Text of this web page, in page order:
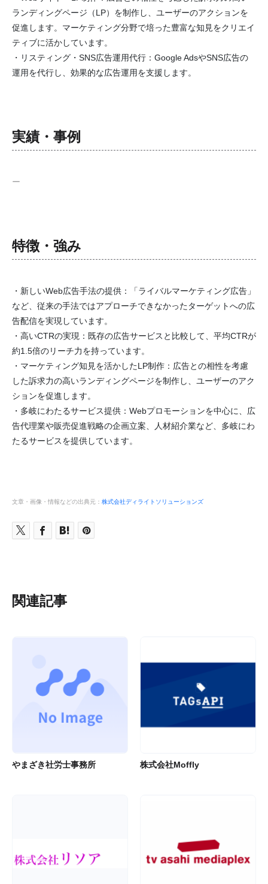
ランディングページ（LP）を制作し、ユーザーのアクションを
促進します。マーケティング分野で培った豊富な知見をクリエイ
ティブに活かしています。
・リスティング・SNS広告運用代行：Google AdsやSNS広告の
運用を代行し、効果的な広告運用を支援します。
実績・事例
ー
特徴・強み
・新しいWeb広告手法の提供：「ライバルマーケティング広告」
など、従来の手法ではアプローチできなかったターゲットへの広
告配信を実現しています。
・高いCTRの実現：既存の広告サービスと比較して、平均CTRが
約1.5倍のリーチ力を持っています。
・マーケティング知見を活かしたLP制作：広告との相性を考慮
した訴求力の高いランディングページを制作し、ユーザーのアク
ションを促進します。
・多岐にわたるサービス提供：Webプロモーションを中心に、広
告代理業や販売促進戦略の企画立案、人材紹介業など、多岐にわ
たるサービスを提供しています。
文章・画像・情報などの出典元： 株式会社ディライトソリューションズ
関連記事
やまざき社労士事務所 株式会社Moffly